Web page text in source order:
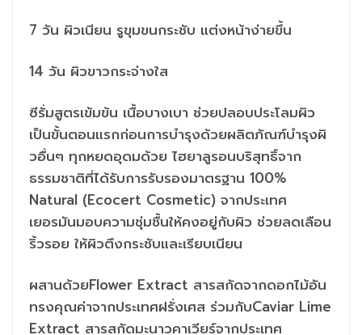
7 วัน ผิวเนียน รูขุมขนกระชับ แต่งหน้าง่ายขึ้น
14 วัน ผิวขาวกระจ่างใส
ซีรั่มสูตรเข้มข้น เนื้อบางเบา ช่วยปลอบประโลมผิว
เป็นขั้นตอนแรกก่อนการบำรุงด้วยผลิตภัณฑ์บำรุงผิ
วอื่นๆ ทุกหยดอุดมด้วย ไฮยาลูรอนบริสุทธิ์จาก
ธรรมชาติที่ได้รับการรับรองมาตรฐาน 100%
Natural (Ecocert Cosmetic) จากประเทศ
เยอรมันมอบความชุ่มชื้นให้คงอยู่กับผิว ช่วยลดเลือน
ริ้วรอย ให้ผิวตึงกระชับและเรียบเนียน
ผสานด้วยFlower Extract สารสกัดจากดอกไม้อัน
ทรงคุณค่าจากประเทศฝรั่งเศส ร่วมกับCaviar Lime
Extract สารสกัดมะนาวคาเวียร์จากประเทศ